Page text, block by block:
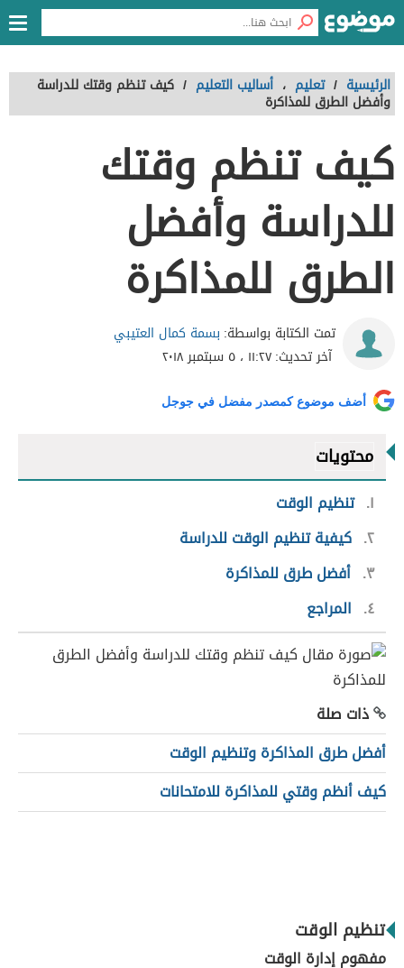
الرئيسية / تعليم ، أساليب التعليم / كيف تنظم وقتك للدراسة
وأفضل الطرق للمذاكرة
كيف تنظم وقتك
للدراسة وأفضل
الطرق للمذاكرة
تمت الكتابة بواسطة: بسمة كمال العتيبي
آخر تحديث:١١:٢٧ ، ٥ سبتمبر ٢٠١٨
أضف موضوع كمصدر مفضل في جوجل
محتويات
١ تنظيم الوقت
٢ كيفية تنظيم الوقت للدراسة
٣ أفضل طرق للمذاكرة
٤
المراجع
ذات صلة
أفضل طرق المذاكرة وتنظيم الوقت
كيف أنظم وقتي للمذاكرة للامتحانات
تنظيم الوقت
مفهوم إدارة الوقت